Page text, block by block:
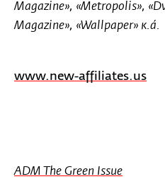
Magazine», «Metropolis»,
Magazine», «Wallpaper» κ.ά.
www.new-affiliates.us
ADM The Green Issue